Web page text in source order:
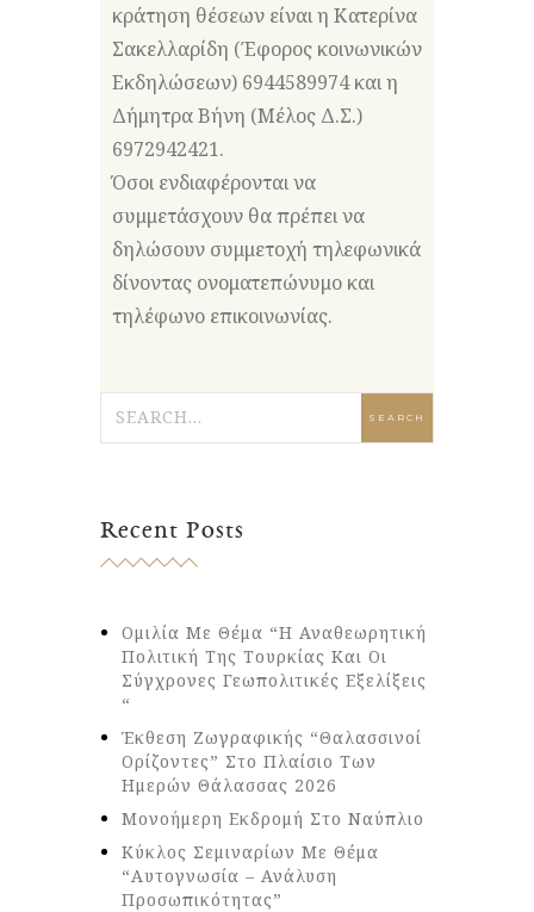
κράτηση θέσεων είναι η Κατερίνα
Σακελλαρίδη (Έφορος κοινωνικών
Εκδηλώσεων) 6944589974 και η
Δήμητρα Βήνη (Μέλος Δ.Σ.)
6972942421.
Όσοι ενδιαφέρονται να
συμμετάσχουν θα πρέπει να
δηλώσουν συμμετοχή τηλεφωνικά
δίνοντας ονοματεπώνυμο και
τηλέφωνο επικοινωνίας.
Recent Posts
Ομιλία Με Θέμα “Η Αναθεωρητική
Πολιτική Της Τουρκίας Και Οι
Σύγχρονες Γεωπολιτικές Εξελίξεις
“
Έκθεση Ζωγραφικής “Θαλασσινοί
Ορίζοντες” Στο Πλαίσιο Των
Ημερών Θάλασσας 2026
Μονοήμερη Εκδρομή Στο Ναύπλιο
Κύκλος Σεμιναρίων Με Θέμα
“Αυτογνωσία – Ανάλυση
Προσωπικότητας”